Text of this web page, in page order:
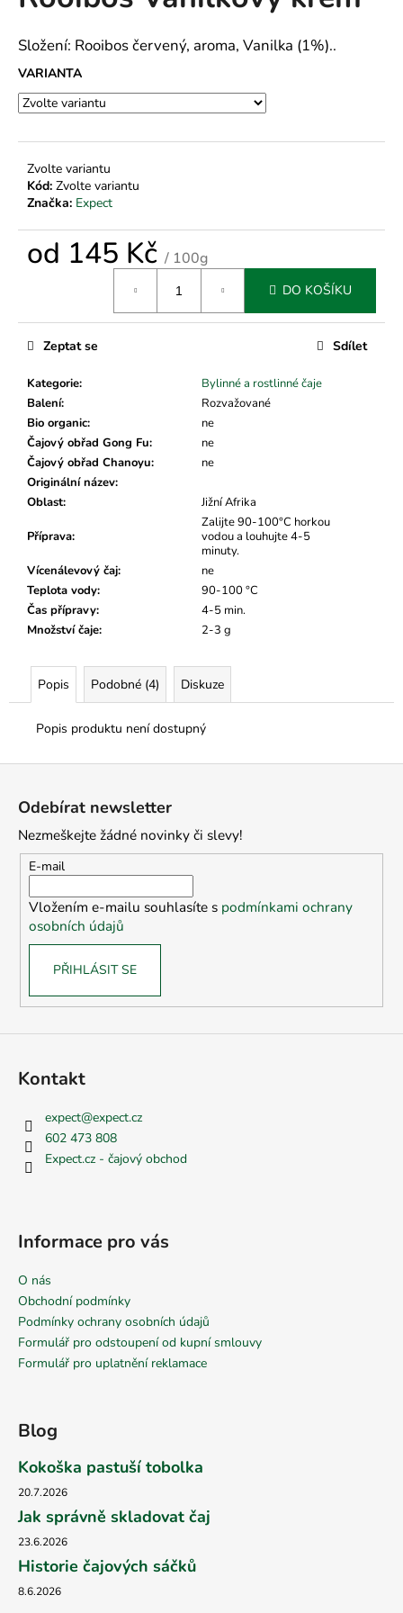
z
5
hvězdiček.
Složení: Rooibos červený, aroma, Vanilka (1%)..
VARIANTA
Zvolte variantu
Kód: Zvolte variantu
Značka: Expect
od 145 Kč / 100g
DO KOŠÍKU
Kategorie:
Bylinné a rostlinné čaje
Balení:
Rozvažované
Bio organic:
ne
Čajový obřad Gong Fu:
ne
Čajový obřad Chanoyu:
ne
Originální název:
Oblast: Jižní Afrika
Příprava:
Zalijte 90-100°C horkou
vodou a louhujte 4-5
minuty.
Vícenálevový čaj:
ne
Teplota vody:
90-100 °C
Čas přípravy:
4-5 min.
Množství čaje: 2-3 g
Zeptat se Sdílet
Popis Podobné (4) Diskuze
Popis produktu není dostupný
j
í
t
?
p
o
u
u
e
m
e
Odebírat newsletter
Nezmeškejte žádné novinky či slevy!
E-mail
Vložením e-mailu souhlasíte s podmínkami ochrany
osobních údajů
PŘIHLÁSIT SE
Kontakt
expect@expect.cz
602 473 808
Expect.cz - čajový obchod
Informace pro vás
O nás
Obchodní podmínky
Podmínky ochrany osobních údajů
Formulář pro odstoupení od kupní smlouvy
Formulář pro uplatnění reklamace
Blog
Kokoška pastuší tobolka
20.7.2026
Jak správně skladovat čaj
23.6.2026
Historie čajových sáčků
8.6.2026